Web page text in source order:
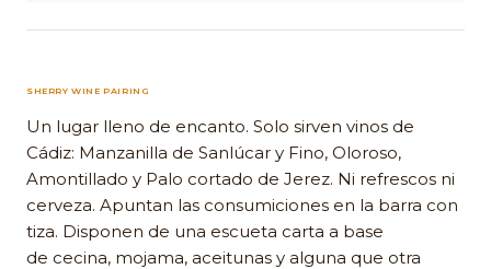
SHERRY WINE PAIRING
Un lugar lleno de encanto. Solo sirven vinos de
Cádiz: Manzanilla de Sanlúcar y Fino, Oloroso,
Amontillado y Palo cortado de Jerez. Ni refrescos ni
cerveza. Apuntan las consumiciones en la barra con
tiza. Disponen de una escueta carta a base
de cecina, mojama, aceitunas y alguna que otra